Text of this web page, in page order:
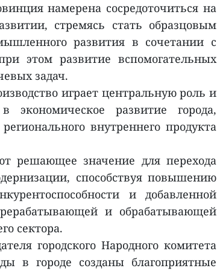
намерена сосредоточиться на
стремясь стать образцовым
развития в сочетании с
этом развитие вспомогательных
задач.
играет центральную роль и
экономическое развитие города,
внутреннего продукта
решающее значение для перехода
способствуя повышению
и добавленной
и обрабатывающей
сектора.
городского Народного комитета
в городе созданы благоприятные